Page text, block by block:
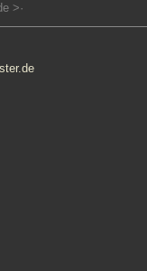
>·